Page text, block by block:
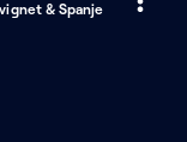
& Spanje